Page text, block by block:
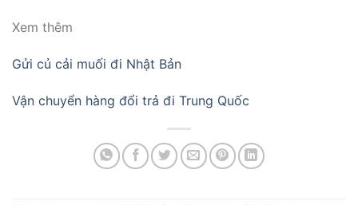
Xem thêm
Gửi củ cải muối đi Nhật Bản
Vận chuyển hàng đổi trả đi Trung Quốc